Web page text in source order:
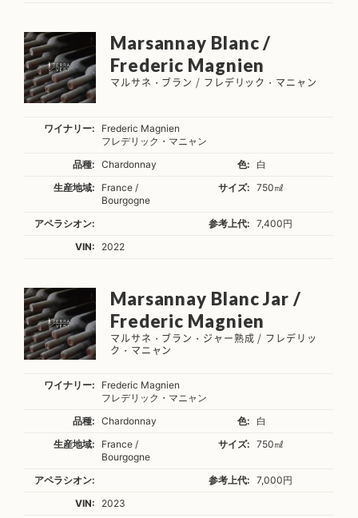
Marsannay Blanc /
Frederic Magnien
マルサネ・ブラン / フレデリック・マニャン
ワイナリー:
Frederic Magnien
フレデリック・マニャン
品種:
Chardonnay 色:
白
生産地域:
France /
Bourgogne
サイズ: 750㎖
アペラシオン: 参考上代:
7,400円
VIN:
2022
Marsannay Blanc Jar /
Frederic Magnien
マルサネ・ブラン・ジャー熟成 / フレデリッ
ク・マニャン
ワイナリー:
Frederic Magnien
フレデリック・マニャン
品種:
Chardonnay 色:
白
生産地域:
France /
Bourgogne
サイズ: 750㎖
アペラシオン: 参考上代:
7,000円
VIN:
2023